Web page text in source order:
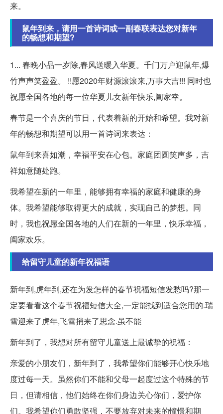
来。
鼠年到来，请用一首诗词或一副春联表达您对新年
的畅想和期望?
1... 春晚小品一岁除,春风送暖入华夏。千门万户迎鼠年,爆
竹声声笑盈盈。 !!愿2020年财源滚滚来,万事大吉!!! 同时也
祝愿全国各地的每一位华夏儿女新年快乐,阖家幸。
春节是一个喜庆的节日，代表着新的开始和希望。我对新
年的畅想和期望可以用一首诗词来表达：
鼠年到来喜如潮，幸福平安在心包。家庭团圆笑声多，吉
祥如意随处跑。
我希望在新的一年里，能够拥有幸福的家庭和健康的身
体。我希望能够取得更大的成就，实现自己的梦想。同
时，我也祝愿全国各地的人们在新的一年里，快乐幸福，
阖家欢乐。
给留守儿童的新年祝福语
新年到,虎年到,还在为发怎样的春节祝福短信发愁吗?那一
定要看看这个春节祝福短信大全,一定能找到适合您用的.瑞
雪迎来了虎年,飞雪捎来了思念.虽不能
新年到了，我想对所有留守儿童送上最诚挚的祝福：
亲爱的小朋友们，新年到了，我希望你们能够开心快乐地
度过每一天。虽然你们不能和父母一起度过这个特殊的节
日，但请相信，他们始终在你们身边关心你们，爱护你
们。我希望你们勇敢坚强，不要放弃对未来的憧憬和期